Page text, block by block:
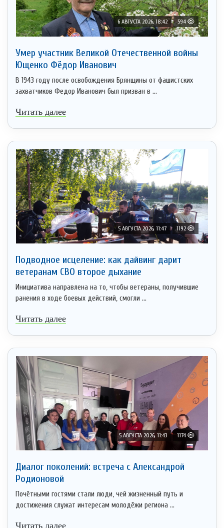
6 АВГУСТА 2026, 18:42 594
Умер участник Великой Отечественной войны
Ющенко Фёдор Иванович
В 1943 году после освобождения Брянщины от фашистских
захватчиков Федор Иванович был призван в ...
Читать далее
5 АВГУСТА 2026, 11:47 1192
Подводное исцеление: как дайвинг дарит
ветеранам СВО второе дыхание
Инициатива направлена на то, чтобы ветераны, получившие
ранения в ходе боевых действий, смогли ...
Читать далее
5 АВГУСТА 2026, 11:43 1174
Диалог поколений: встреча с Александрой
Родионовой
Почётными гостями стали люди, чей жизненный путь и
достижения служат интересам молодёжи региона ...
Читать далее